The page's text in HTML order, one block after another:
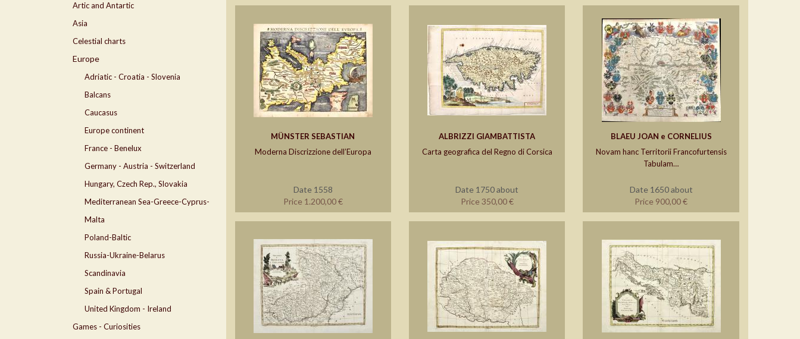
MÜNSTER SEBASTIAN
Moderna Discrizzione dell’Europa
Date 1558
Price 1.200,00 €
ALBRIZZI GIAMBATTISTA
Carta geografica del Regno di Corsica
Date 1750 about
Price 350,00 €
BLAEU JOAN e CORNELIUS
Novam hanc Territorii Francofurtensis
Tabulam…
Date 1650 about
Price 900,00 €
Artic and Antartic
Asia
Celestial charts
Europe
Adriatic - Croatia - Slovenia
Balcans
Caucasus
Europe continent
France - Benelux
Germany - Austria - Switzerland
Hungary, Czech Rep., Slovakia
Mediterranean Sea-Greece-Cyprus-
Malta
Poland-Baltic
Russia-Ukraine-Belarus
Scandinavia
Spain & Portugal
United Kingdom - Ireland
Games - Curiosities